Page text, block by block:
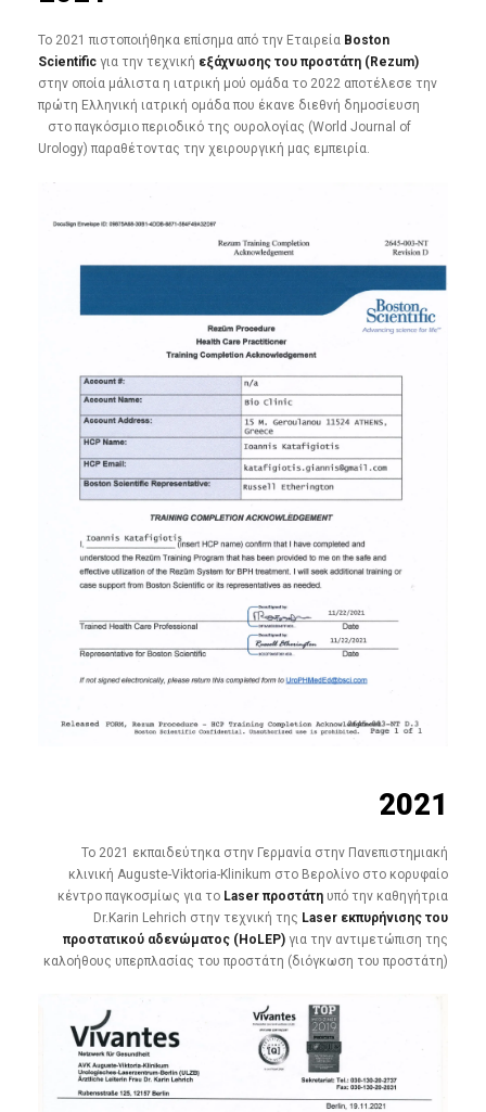
Το 2021 πιστοποιήθηκα επίσημα από την Εταιρεία Boston
Scientific για την τεχνική εξάχνωσης του προστάτη (Rezum)
στην οποία μάλιστα η ιατρική μού ομάδα το 2022 αποτέλεσε την
πρώτη Ελληνική ιατρική ομάδα που έκανε διεθνή δημοσίευση
στο παγκόσμιο περιοδικό της ουρολογίας (World Journal of
Urology) παραθέτοντας την χειρουργική μας εμπειρία.
2021
Το 2021 εκπαιδεύτηκα στην Γερμανία στην Πανεπιστημιακή
κλινική Auguste-Viktoria-Klinikum στο Βερολίνο στο κορυφαίο
κέντρο παγκοσμίως για το Laser προστάτη υπό την καθηγήτρια
Dr.Karin Lehrich στην τεχνική της Laser εκπυρήνισης του
προστατικού αδενώματος (HoLEP) για την αντιμετώπιση της
καλοήθους υπερπλασίας του προστάτη (διόγκωση του προστάτη)